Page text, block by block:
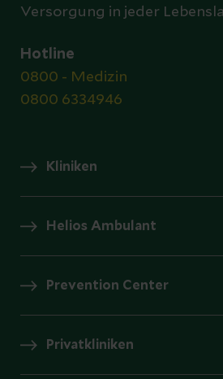
Versorgung in jeder
Hotline
0800 - Medizin
0800 6334946
Kliniken
Helios Ambulant
Prevention Center
Privatkliniken